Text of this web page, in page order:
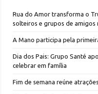
Rua do Amor transforma o
solteiros e grupos de amigos
A Mano participa pela
Dia dos Pais: Grupo Santé
celebrar em família
Fim de semana reúne